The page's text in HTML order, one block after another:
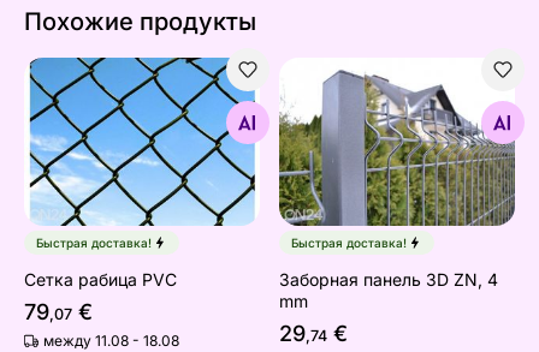
Похожие продукты
Сетка рабица PVC
Найдите похожие
Быстрая доставка!
Сетка рабица PVC
79,07 €
между 11.08 - 18.08
Заборная панель 3D ZN, 4
Найдите похожие
Быстрая доставка!
Заборная панель 3D ZN, 4
mm
29,74 €